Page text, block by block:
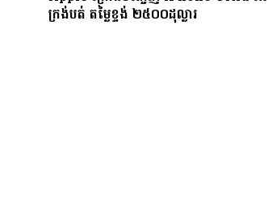
ក្រង់បត់ តម្លៃខ្ទង់ ២៥០០ដុល្លារ